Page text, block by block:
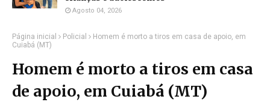
Agosto 04, 2026
Página inicial Policial
Homem é morto a tiros em casa de apoio, em
Cuiabá (MT)
Homem é morto a tiros em casa
de apoio, em Cuiabá (MT)